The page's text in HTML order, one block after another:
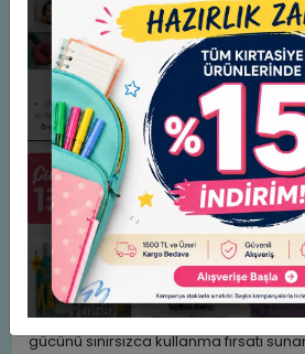
tekrar silinip kullanılabilir.
Güncel müfredata uygun yazı formu;
karakterleriyle içerik.
Gelişim Özellikleri:
İnce motor becerilerini geliştirir;
hareketlerini güçlendirir.
El-göz koordinasyonunu destekler;
ve zig zag çizgi formlarını takip
koordinasyonunu güçlenir.
Okuma- yazmaya hazırlık; Harf ve
ön alıştırması.
Eğlenceli öğrenme deneyimi; Çiftlik,
dünyası, ormandaki sevimli hayvanlar
görevlerle sıkılmadan eğlenerek
Yaratıcılığı teşvik eder; Özgür
gücünü sınırsızca kullanma fırsatı